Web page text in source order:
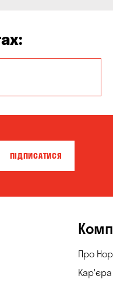
ПІДПИСАТИСЯ
Про
Кар'єра